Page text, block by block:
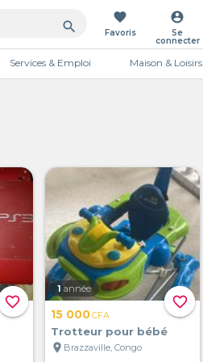
search
favorite
Favoris
account_circle
Se
connecter
Services & Emploi Maison & Loisirs
favorite_border favorite_border
1 année
15 000CFA
Trotteur pour bébé
location_on Brazzaville, Congo